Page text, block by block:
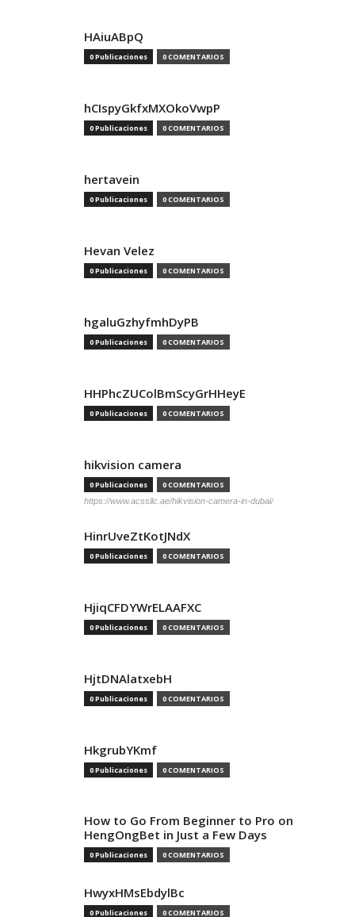
HAiuABpQ
0 Publicaciones 0 COMENTARIOS
hCIspyGkfxMXOkoVwpP
0 Publicaciones 0 COMENTARIOS
hertavein
0 Publicaciones 0 COMENTARIOS
Hevan Velez
0 Publicaciones 0 COMENTARIOS
hgaluGzhyfmhDyPB
0 Publicaciones 0 COMENTARIOS
HHPhcZUColBmScyGrHHeyE
0 Publicaciones 0 COMENTARIOS
hikvision camera
0 Publicaciones 0 COMENTARIOS
https://www.acssllc.ae/hikvision-camera-in-dubai/
HinrUveZtKotJNdX
0 Publicaciones 0 COMENTARIOS
HjiqCFDYWrELAAFXC
0 Publicaciones 0 COMENTARIOS
HjtDNAlatxebH
0 Publicaciones 0 COMENTARIOS
HkgrubYKmf
0 Publicaciones 0 COMENTARIOS
How to Go From Beginner to Pro on
HengOngBet in Just a Few Days
0 Publicaciones 0 COMENTARIOS
HwyxHMsEbdylBc
0 Publicaciones 0 COMENTARIOS